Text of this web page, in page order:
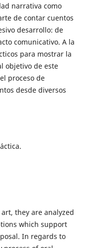
narrativa como
de contar cuentos
desarrollo: de
comunicativo. A la
para mostrar la
objetivo de este
proceso de
desde diversos
they are analyzed
which support
In regards to